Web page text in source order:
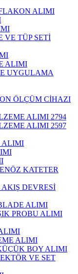
ALIMI
VE TÜP SETİ
ALIMI
UYGULAMA
ÖLÇÜM CİHAZI
ALIMI 2794
ALIMI 2597
ALIMI
KATETER
DEVRESİ
ALIMI
PROBU ALIMI
ALIMI
BOY ALIMI
VE SET